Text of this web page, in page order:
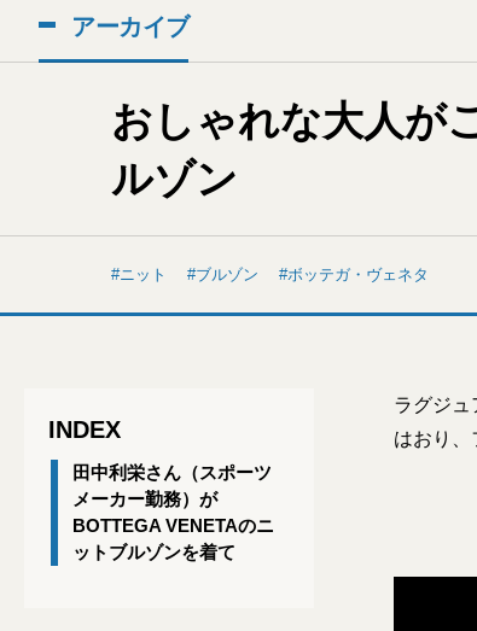
アーカイブ
おしゃれな大人が
ルゾン
ニット ブルゾン ボッテガ・ヴェネタ
INDEX
田中利栄さん（スポーツ
メーカー勤務）が
BOTTEGA VENETAのニ
ットブルゾンを着て
ラグジュ
はおり、